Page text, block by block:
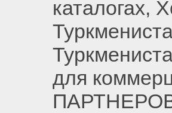
каталогах,
для